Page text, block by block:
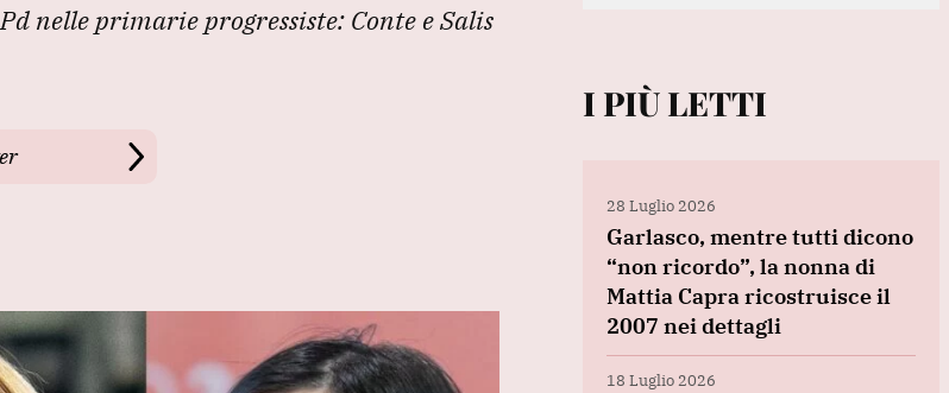
nelle primarie progressiste: Conte e Salis
I PIÙ LETTI
28 Luglio 2026
Garlasco, mentre tutti dicono
“non ricordo”, la nonna di
Mattia Capra ricostruisce il
2007 nei dettagli
18 Luglio 2026